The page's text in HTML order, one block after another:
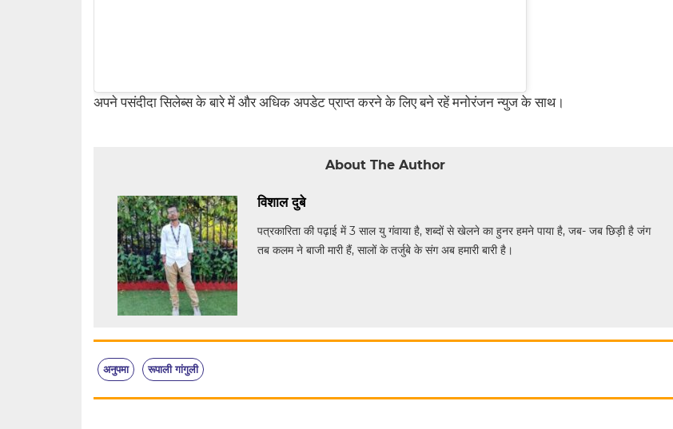
अपने पसंदीदा सिलेब्स के बारे में और अधिक अपडेट प्राप्त करने के लिए बने रहें मनोरंजन न्युज के साथ।
About The Author
विशाल दुबे
पत्रकारिता की पढ़ाई में 3 साल यु गंवाया है, शब्दों से खेलने का हुनर हमने पाया है, जब- जब छिड़ी है जंग
तब कलम ने बाजी मारी हैं, सालों के तर्जुबे के संग अब हमारी बारी है।
अनुपमा रूपाली गांगुली